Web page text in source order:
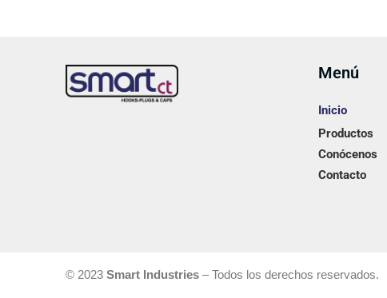
Menú
Inicio
Productos
Conócenos
Contacto
© 2023 Smart Industries – Todos los derechos reservados.